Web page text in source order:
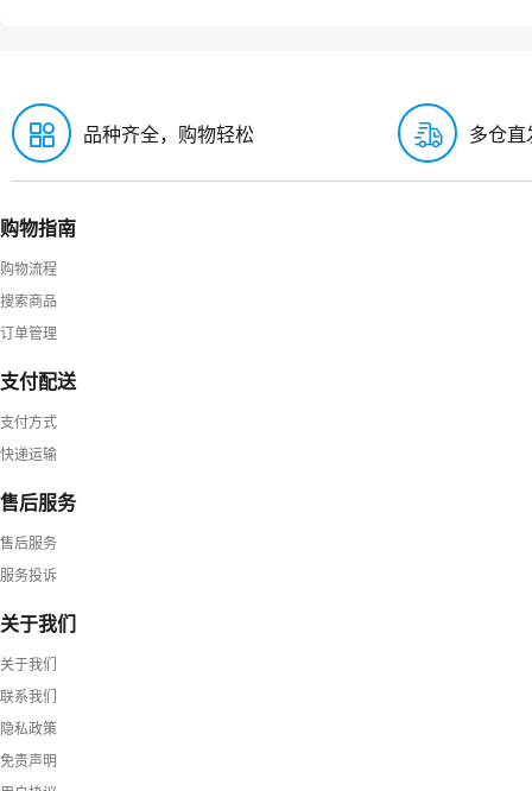
品种齐全，购物轻松 多仓直
购物指南
购物流程
搜索商品
订单管理
支付配送
支付方式
快递运输
售后服务
售后服务
服务投诉
关于我们
关于我们
联系我们
隐私政策
免责声明